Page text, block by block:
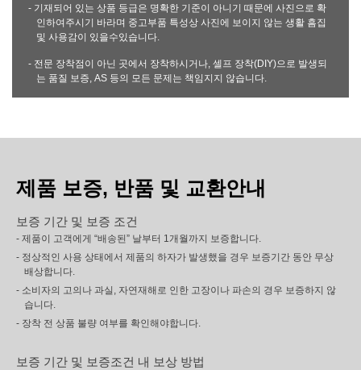
- 기재되어 있는 상품 등급은 명확한 기준이 아니기 때문에 사진으로 확
인하여주시기 바라며 중고부품 특성상 사진에 보이지 않는 생활 흠집
및 사용감이 있을수있습니다.
- 전문 장착점이 아닌 곳에서 장착하시거나, 셀프 장착(DIY)으로 발생되
는 품질 보증, AS 등의 모든 문제는 책임지지 않습니다.
제품 보증, 반품 및 교환안내
보증 기간 및 보증 조건
- 제품이 고객에게 “배송된” 날부터 1개월까지 보증합니다.
- 정상적인 사용 상태에서 제품의 하자가 발생했을 경우 보증기간 동안 무상
배상합니다.
- 소비자의 고의나 과실, 자연재해로 인한 고장이나 파손의 경우 보증하지 않
습니다.
- 장착 전 상품 불량 여부를 확인해야합니다.
보증 기간 및 보증조건 내 보상 방법